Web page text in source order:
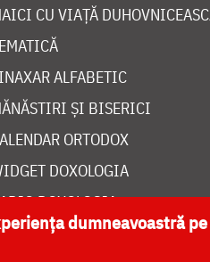
CU VIAȚĂ
ALFABETIC
ȘI BISERICI
ORTODOX
DOXOLOGIA
DOXOLOGIA
dumneavoastră